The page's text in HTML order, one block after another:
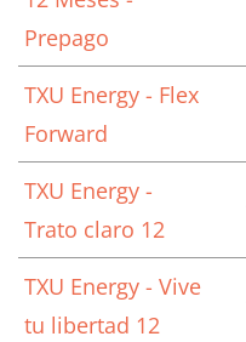
Prepago
TXU Energy - Flex
Forward
TXU Energy -
Trato claro 12
TXU Energy - Vive
tu libertad 12